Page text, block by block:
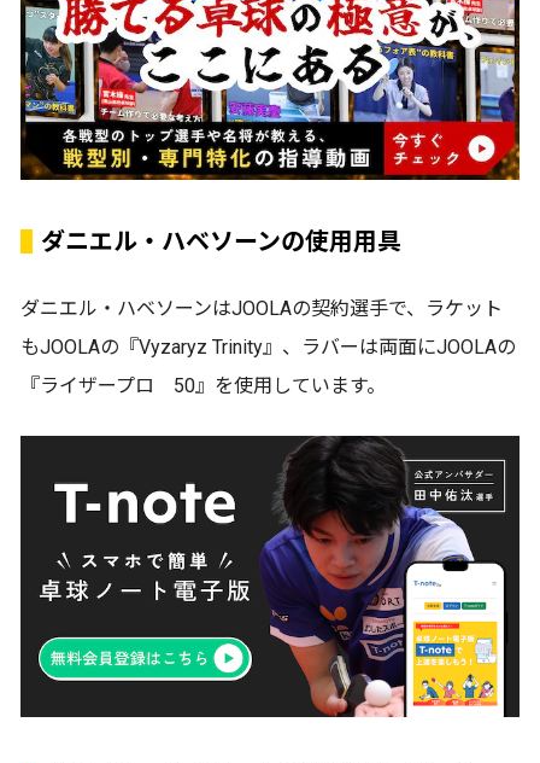
ダニエル・ハベソーンの使用用具
ダニエル・ハベソーンはJOOLAの契約選手で、ラケット
もJOOLAの『Vyzaryz Trinity』、ラバーは両面にJOOLAの
『ライザープロ 50』を使用しています。